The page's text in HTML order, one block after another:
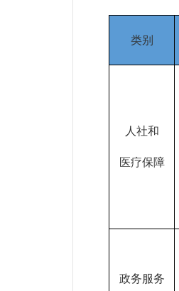
类别
人社和
医疗保障
政务服务